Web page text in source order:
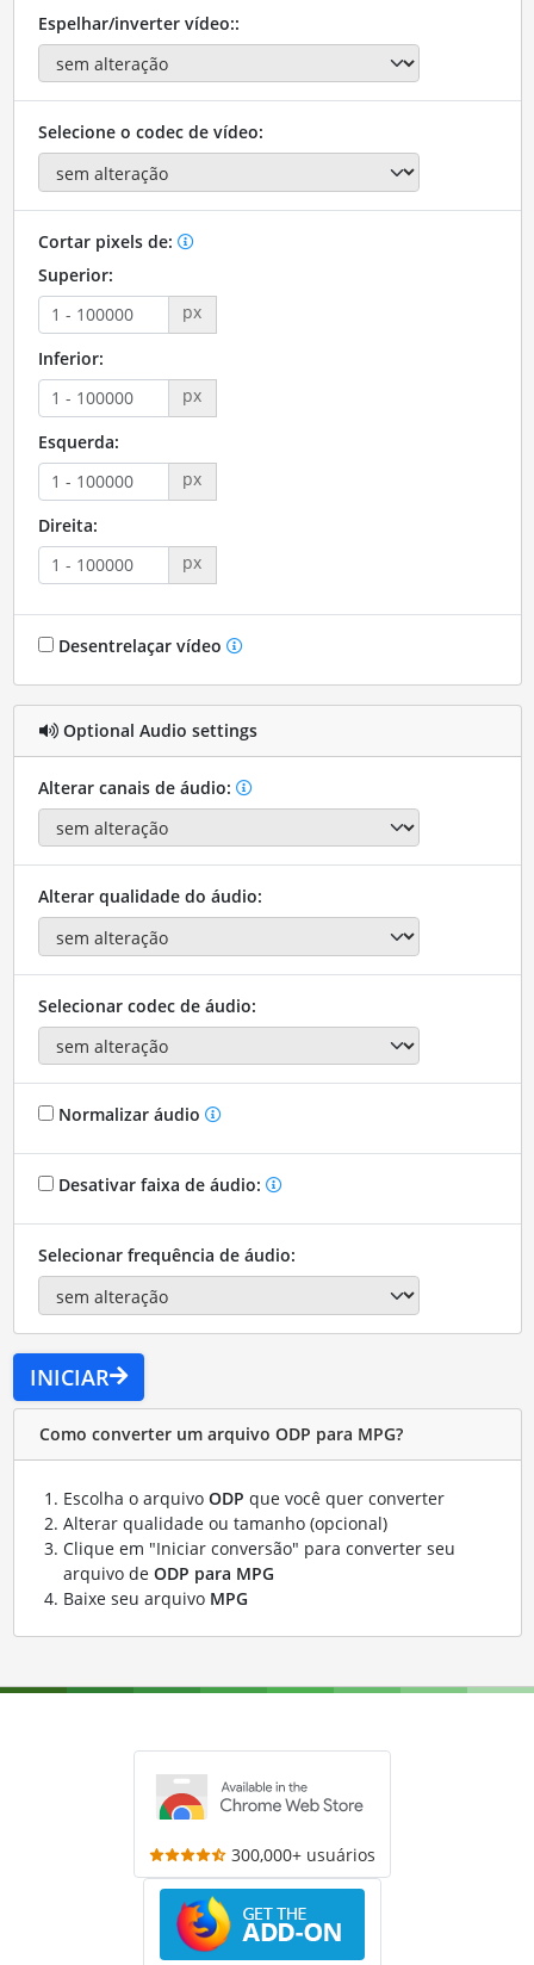
Espelhar/inverter vídeo::
Selecione o codec de vídeo:
Cortar pixels de:
Superior:
px
Inferior:
px
Esquerda:
px
Direita:
px
Desentrelaçar vídeo
Optional Audio settings
Alterar canais de áudio:
Alterar qualidade do áudio:
Selecionar codec de áudio:
Normalizar áudio
Desativar faixa de áudio:
Selecionar frequência de áudio:
INICIAR
Como converter um arquivo ODP para MPG?
Escolha o arquivo ODP que você quer converter
Alterar qualidade ou tamanho (opcional)
Clique em "Iniciar conversão" para converter seu
arquivo de ODP para MPG
Baixe seu arquivo MPG
300,000+ usuários